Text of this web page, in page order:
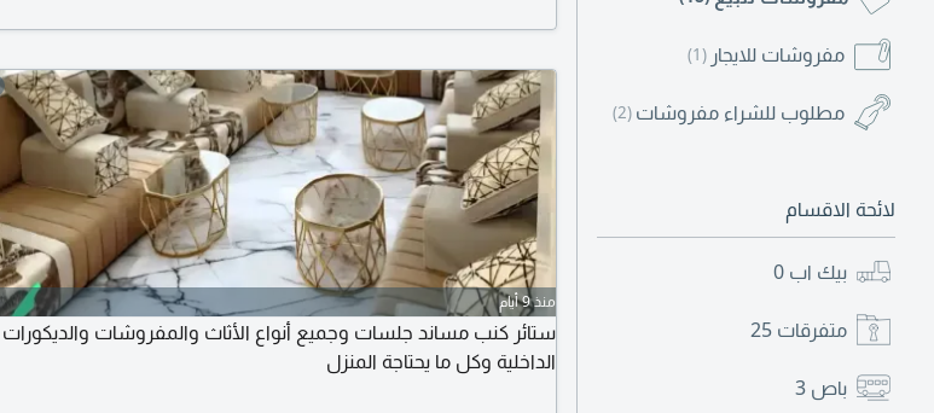
مفروشات للايجار (1)
مطلوب للشراء مفروشات (2)
لائحة الاقسام
بيك اب 0
متفرقات 25
باص 3
منذ 9 أيام
ستائر كنب مساند جلسات وجميع أنواع الأثاث والمفروشات والديكورات
الداخلية وكل ما يحتاجة المنزل